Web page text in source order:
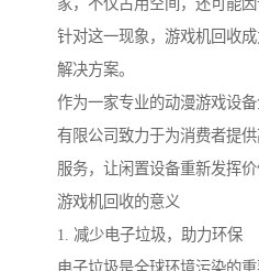
家，不仅占用空间，还可能
针对这一现象，游戏机回收
解决方案。
作为一家专业的动漫游戏设
有限公司致力于为消费者提
服务，让闲置设备重新发挥价
游戏机回收的意义
1. 减少电子垃圾，助力环保